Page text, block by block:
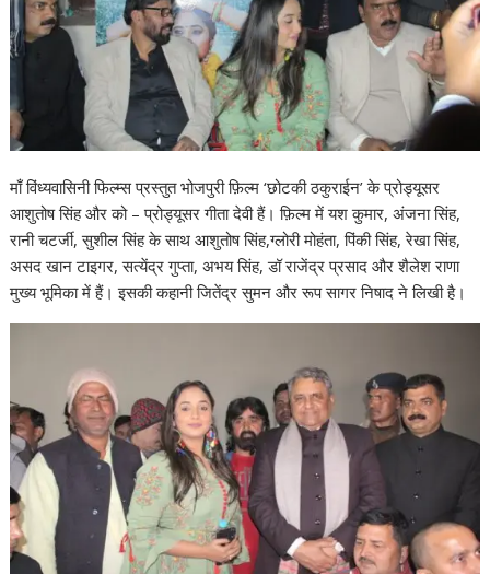
माँ विंध्यवासिनी फिल्म्स प्रस्तुत भोजपुरी फ़िल्म ‘छोटकी ठकुराईन’ के प्रोड्यूसर
आशुतोष सिंह और को – प्रोड्यूसर गीता देवी हैं। फ़िल्म में यश कुमार, अंजना सिंह,
रानी चटर्जी, सुशील सिंह के साथ आशुतोष सिंह,ग्लोरी मोहंता, पिंकी सिंह, रेखा सिंह,
असद खान टाइगर, सत्येंद्र गुप्ता, अभय सिंह, डॉ राजेंद्र प्रसाद और शैलेश राणा
मुख्य भूमिका में हैं। इसकी कहानी जितेंद्र सुमन और रूप सागर निषाद ने लिखी है।